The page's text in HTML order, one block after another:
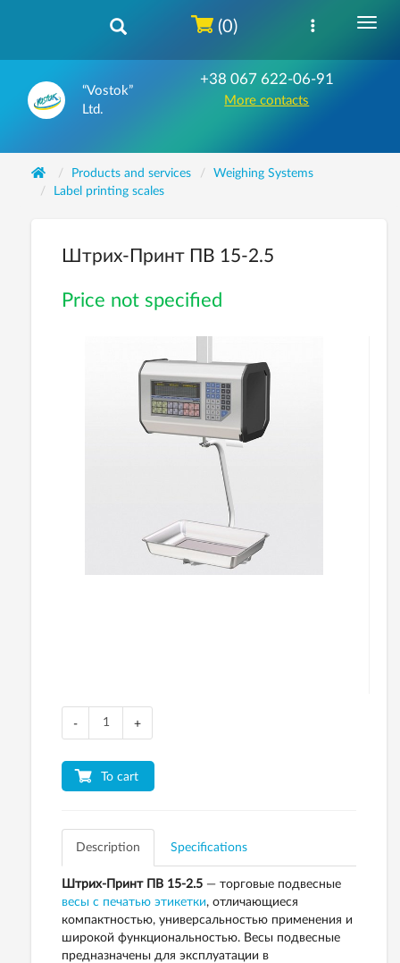
“Vostok”
Ltd.
+38 067 622-06-91
More contacts
(0)
Products and services
Weighing Systems
Label printing scales
Штрих-Принт ПВ 15-2.5
Price not specified
- +
To cart
Description Specifications
Штрих-Принт ПВ 15-2.5 — торговые подвесные
весы с печатью этикетки, отличающиеся
компактностью, универсальностью применения и
широкой функциональностью. Весы подвесные
предназначены для эксплуатации в